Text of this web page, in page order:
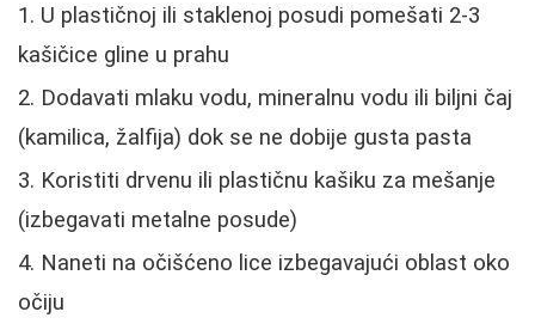
U plastičnoj ili staklenoj posudi pomešati 2-3
kašičice gline u prahu
Dodavati mlaku vodu, mineralnu vodu ili biljni čaj
(kamilica, žalfija) dok se ne dobije gusta pasta
Koristiti drvenu ili plastičnu kašiku za mešanje
(izbegavati metalne posude)
Naneti na očišćeno lice izbegavajući oblast oko
očiju